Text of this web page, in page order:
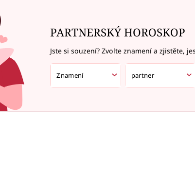
PARTNERSKÝ HOROSKOP
Jste si souzení? Zvolte znamení a zjistěte,